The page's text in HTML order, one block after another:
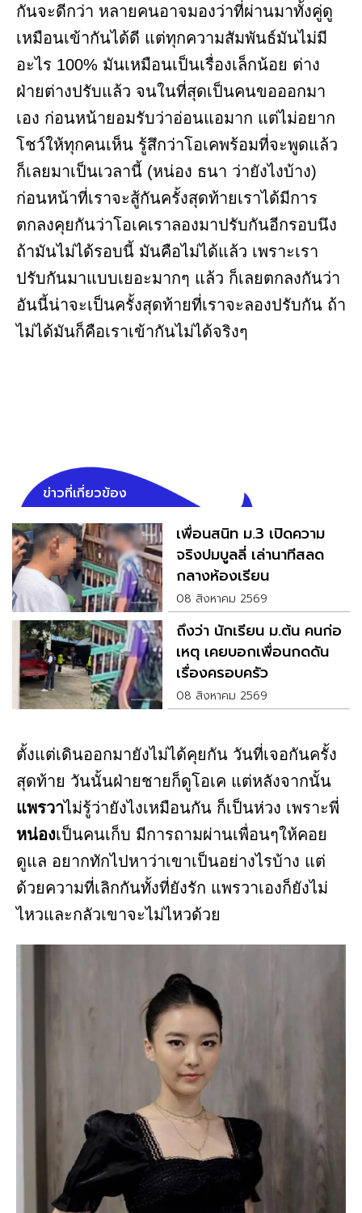
กันจะดีกว่า หลายคนอาจมองว่าที่ผ่านมาทั้งคู่ดู
เหมือนเข้ากันได้ดี แต่ทุกความสัมพันธ์มันไม่มี
อะไร 100% มันเหมือนเป็นเรื่องเล็กน้อย ต่าง
ฝ่ายต่างปรับแล้ว จนในที่สุดเป็นคนขอออกมา
เอง ก่อนหน้ายอมรับว่าอ่อนแอมาก แต่ไม่อยาก
โชว์ให้ทุกคนเห็น รู้สึกว่าโอเคพร้อมที่จะพูดแล้ว
ก็เลยมาเป็นเวลานี้ (หน่อง ธนา ว่ายังไงบ้าง)
ก่อนหน้าที่เราจะสู้กันครั้งสุดท้ายเราได้มีการ
ตกลงคุยกันว่าโอเคเราลองมาปรับกันอีกรอบนึง
ถ้ามันไม่ได้รอบนี้ มันคือไม่ได้แล้ว เพราะเรา
ปรับกันมาแบบเยอะมากๆ แล้ว ก็เลยตกลงกันว่า
อันนี้น่าจะเป็นครั้งสุดท้ายที่เราจะลองปรับกัน ถ้า
ไม่ได้มันก็คือเราเข้ากันไม่ได้จริงๆ
ข่าวที่เกี่ยวข้อง
เพื่อนสนิท ม.3 เปิดความ
จริงปมบูลลี่ เล่านาทีสลด
กลางห้องเรียน
08 สิงหาคม 2569
ถึงว่า นักเรียน ม.ต้น คนก่อ
เหตุ เคยบอกเพื่อนกดดัน
เรื่องครอบครัว
08 สิงหาคม 2569
ตั้งแต่เดินออกมายังไม่ได้คุยกัน วันที่เจอกันครั้ง
สุดท้าย วันนั้นฝ่ายชายก็ดูโอเค แต่หลังจากนั้น
แพรวาไม่รู้ว่ายังไงเหมือนกัน ก็เป็นห่วง เพราะพี่
หน่องเป็นคนเก็บ มีการถามผ่านเพื่อนๆให้คอย
ดูแล อยากทักไปหาว่าเขาเป็นอย่างไรบ้าง แต่
ด้วยความที่เลิกกันทั้งที่ยังรัก แพรวาเองก็ยังไม่
ไหวและกลัวเขาจะไม่ไหวด้วย